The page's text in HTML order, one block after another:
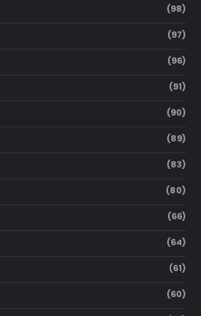
(98)
(97)
(96)
(91)
(90)
(89)
(83)
(80)
(66)
(64)
(61)
(60)